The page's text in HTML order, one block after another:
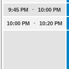
9:45 PM - 10:00 PM
10:00 PM - 10:20 PM